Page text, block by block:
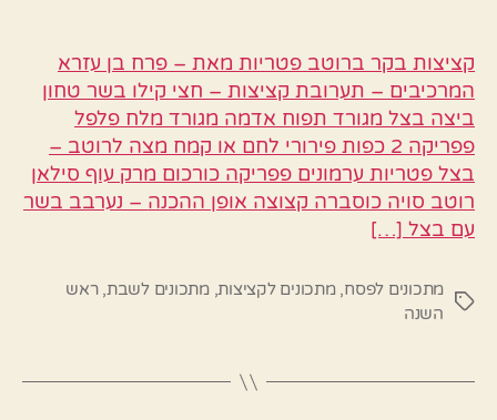
קציצות בקר ברוטב פטריות מאת – פרח בן עזרא
המרכיבים – תערובת קציצות – חצי קילו בשר טחון
ביצה בצל מגורד תפוח אדמה מגורד מלח פלפל
פפריקה 2 כפות פירורי לחם או קמח מצה לרוטב –
בצל פטריות ערמונים פפריקה כורכום מרק עוף סילאן
רוטב סויה כוסברה קצוצה אופן ההכנה – נערבב בשר
עם בצל […]
תגיות
מתכונים לפסח,מתכונים לקציצות,מתכונים לשבת,ראש
השנה